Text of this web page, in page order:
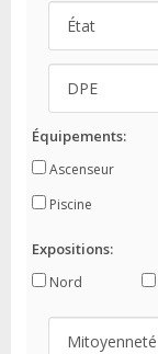
Équipements:
Ascenseur
Piscine
Expositions:
Nord